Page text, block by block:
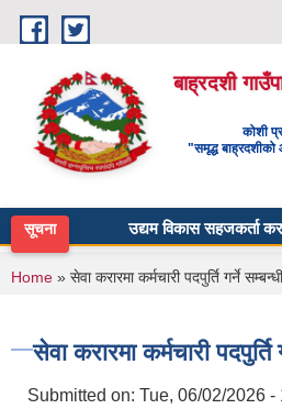
Skip to main content
बाह्रदशी
कोशी
"समृद्ध बाह्रदशीको
सूचना उद्यम विकास सहजकर्ता
You are here
Home » सेवा करारमा कर्मचारी पदपुर्ति गर्ने
सेवा करारमा कर्मचारी
Submitted on: Tue, 06/02/2026 -